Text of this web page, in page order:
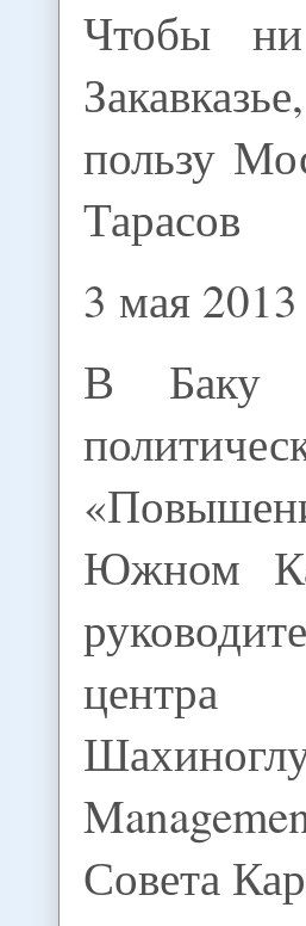
Чтобы
пользу
Тарасов
3 мая
В Баку
Южном
центра
Совета